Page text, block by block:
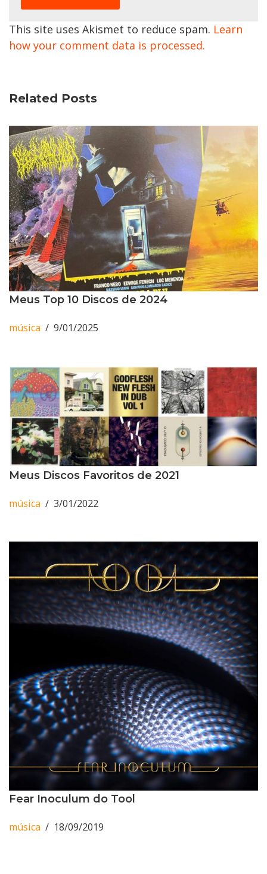
This site uses Akismet to reduce spam. Learn
how your comment data is processed.
Related Posts
Meus Top 10 Discos de 2024
música 9/01/2025
Meus Discos Favoritos de 2021
música 3/01/2022
Fear Inoculum do Tool
música 18/09/2019